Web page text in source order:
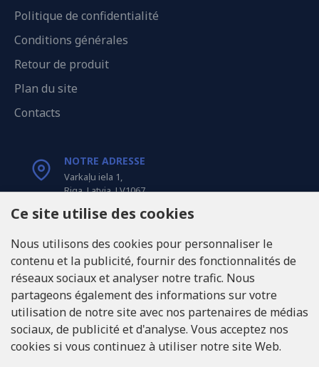
Politique de confidentialité
Conditions générales
Retour de produit
Plan du site
Contacts
NOTRE ADRESSE
Varkaļu iela 1,
Riga, Latvia, LV1067
Tel: +371 20371100
INFO@LUKONS.COM
COORDONNÉES DE L'ENTREPRISE
RITONE Sarl
Ce site utilise des cookies
Nous utilisons des cookies pour personnaliser le
contenu et la publicité, fournir des fonctionnalités de
réseaux sociaux et analyser notre trafic. Nous
partageons également des informations sur votre
utilisation de notre site avec nos partenaires de médias
sociaux, de publicité et d'analyse. Vous acceptez nos
cookies si vous continuez à utiliser notre site Web.